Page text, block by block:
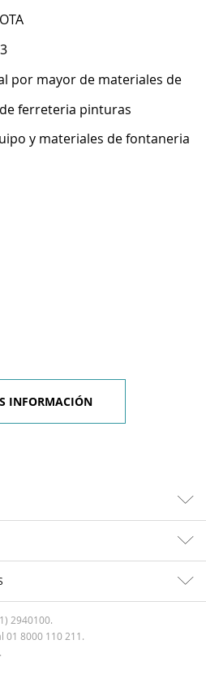
por mayor de materiales de
ferreteria pinturas
y materiales de fontaneria
INFORMACIÓN
2940100.
01 8000 110 211.